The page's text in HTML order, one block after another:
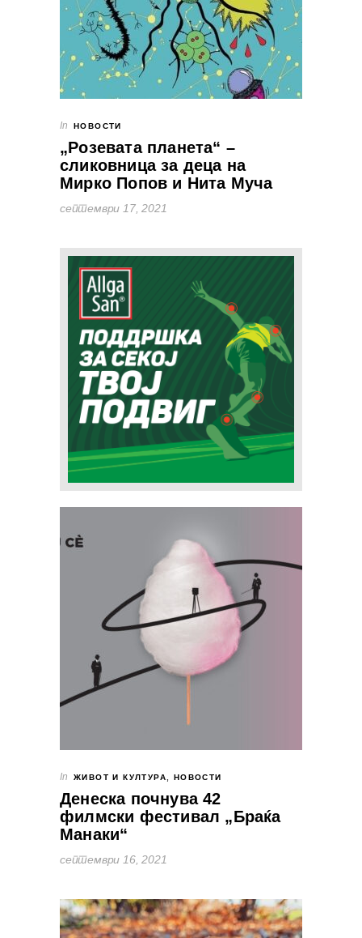
In НОВОСТИ
„Розевата планета“ –
сликовница за деца на
Мирко Попов и Нита Муча
септември 17, 2021
In ЖИВОТ И КУЛТУРА, НОВОСТИ
Денеска почнува 42
филмски фестивал „Браќа
Манаки“
септември 16, 2021